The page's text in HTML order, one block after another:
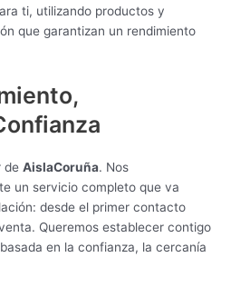
ti, utilizando productos y
que garantizan un rendimiento
de AislaCoruña. Nos
un servicio completo que va
desde el primer contacto
Queremos establecer contigo
en la confianza, la cercanía